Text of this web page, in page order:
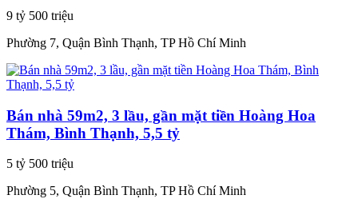
9 tỷ 500 triệu
Phường 7, Quận Bình Thạnh, TP Hồ Chí Minh
Bán nhà 59m2, 3 lầu, gần mặt tiền Hoàng Hoa
Thám, Bình Thạnh, 5,5 tỷ
5 tỷ 500 triệu
Phường 5, Quận Bình Thạnh, TP Hồ Chí Minh